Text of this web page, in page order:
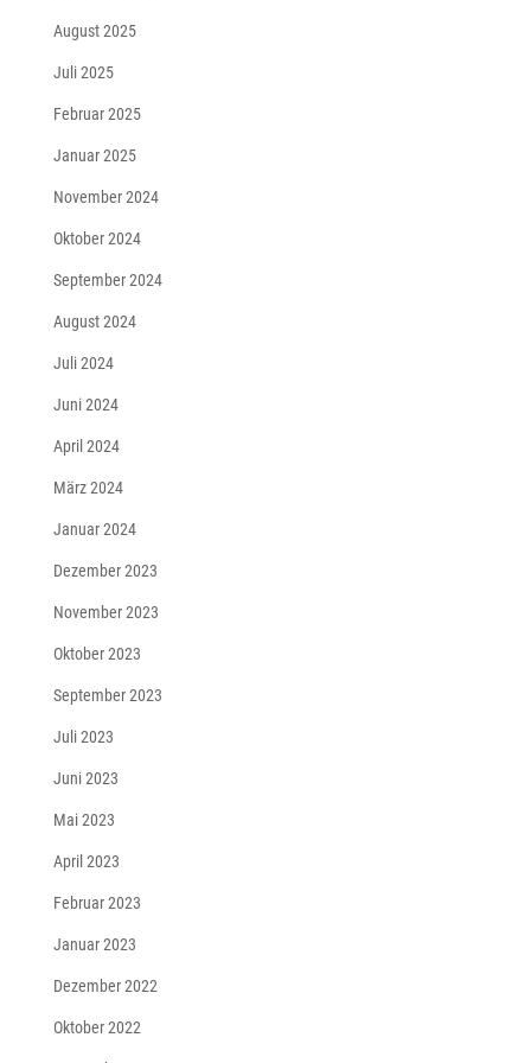
August 2025
Juli 2025
Februar 2025
Januar 2025
November 2024
Oktober 2024
September 2024
August 2024
Juli 2024
Juni 2024
April 2024
März 2024
Januar 2024
Dezember 2023
November 2023
Oktober 2023
September 2023
Juli 2023
Juni 2023
Mai 2023
April 2023
Februar 2023
Januar 2023
Dezember 2022
Oktober 2022